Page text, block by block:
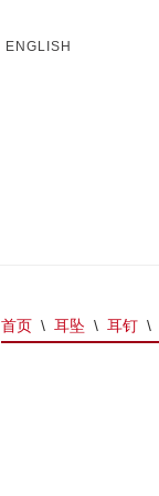
ENGLISH
首页 \ 耳坠 \ 耳钉 \